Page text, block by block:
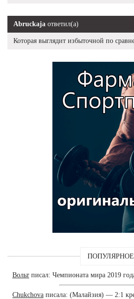
Abruckaja ответил(а)
Которая выглядит избыточной по
ПОПУЛЯРНОЕ
Вольт писал: Чемпионата мира 2019
Chukchova писала: (Малайзия) — 2:1